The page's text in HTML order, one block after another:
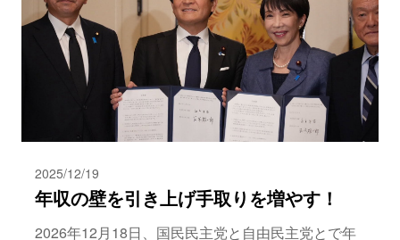
2025/12/19
年収の壁を引き上げ手取りを増やす！
2026年12月18日、国民民主党と自由民主党とで年